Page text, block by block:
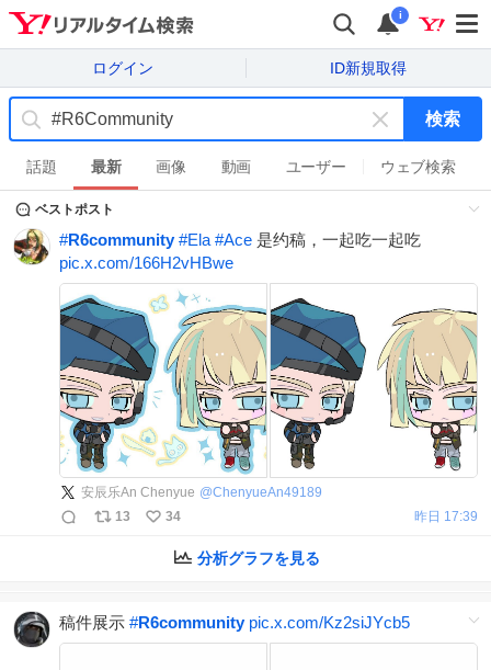
i
ログイン ID新規取得
キ
ー
ワ
ド
消
検索
話題 最新 画像 動画 ユーザー ウェブ検索
ベストポスト
#R6community #Ela #Ace 是约稿，一起吃一起吃
pic.x.com/166H2vHBwe
安辰乐An Chenyue @ChenyueAn49189
13
34 昨日 17:39
分析グラフを見る
稿件展示 #R6community pic.x.com/Kz2siJYcb5